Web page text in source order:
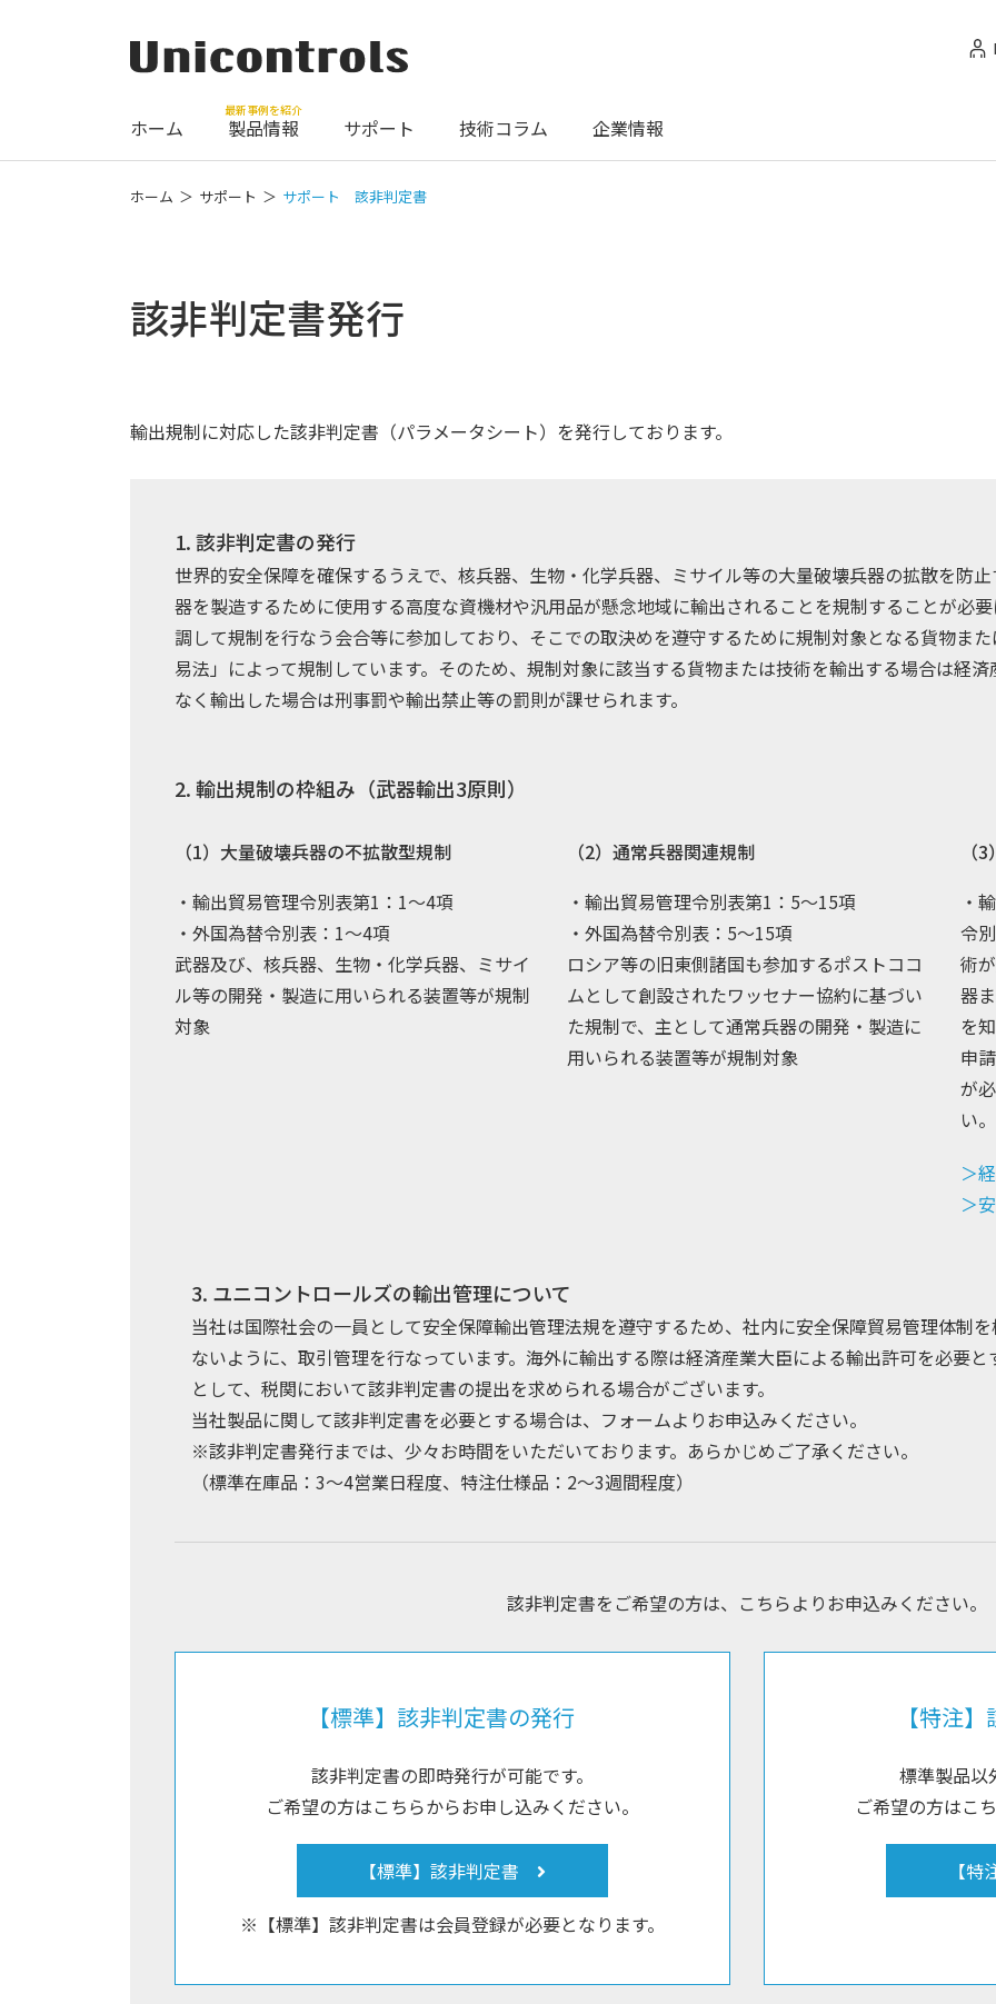
ホーム 製品情報
最新事例を紹介
サポート 技術コラム 企業情報
ホーム サポート サポート 該非判定書
該非判定書発行
輸出規制に対応した該非判定書（パラメータシート）を発行しております。
1. 該非判定書の発行
世界的安全保障を確保するうえで、核兵器、生物・化学兵器、ミサイル等の大量破壊兵器の拡散を防
器を製造するために使用する高度な資機材や汎用品が懸念地域に輸出されることを規制することが必
調して規制を行なう会合等に参加しており、そこでの取決めを遵守するために規制対象となる貨物ま
易法」によって規制しています。そのため、規制対象に該当する貨物または技術を輸出する場合は経
なく輸出した場合は刑事罰や輸出禁止等の罰則が課せられます。
2. 輸出規制の枠組み（武器輸出3原則）
（1）大量破壊兵器の不拡散型規制
・輸出貿易管理令別表第1：1～4項
・外国為替令別表：1～4項
武器及び、核兵器、生物・化学兵器、ミサイ
ル等の開発・製造に用いられる装置等が規制
対象
（2）通常兵器関連規制
・輸出貿易管理令別表第1：5～15項
・外国為替令別表：5～15項
ロシア等の旧東側諸国も参加するポストココ
ムとして創設されたワッセナー協約に基づい
た規制で、主として通常兵器の開発・製造に
用いられる装置等が規制対象
（
・
令
術
器
を
申
が
い。
＞
＞
3. ユニコントロールズの輸出管理について
当社は国際社会の一員として安全保障輸出管理法規を遵守するため、社内に安全保障貿易管理体制
ないように、取引管理を行なっています。海外に輸出する際は経済産業大臣による輸出許可を必要
として、税関において該非判定書の提出を求められる場合がございます。
当社製品に関して該非判定書を必要とする場合は、フォームよりお申込みください。
※該非判定書発行までは、少々お時間をいただいております。あらかじめご了承ください。
（標準在庫品：3～4営業日程度、特注仕様品：2～3週間程度）
該非判定書をご希望の方は、 こちらよりお申込みください。
【標準】該非判定書の発行
該非判定書の即時発行が可能です。
ご希望の方はこちらからお申し込みください。
【標準】該非判定書
※【標準】該非判定書は会員登録が必要となります。
【特注
標準製品以
ご希望の方はこ
【